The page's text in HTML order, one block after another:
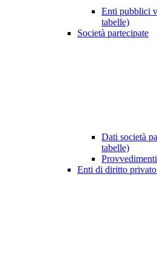
Enti pubblici
tabelle)
Società partecipate
Dati società
tabelle)
Provvedimenti
Enti di diritto